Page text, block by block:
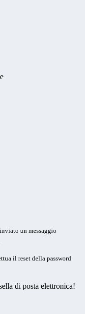
un messaggio
il reset della password
di posta elettronica!